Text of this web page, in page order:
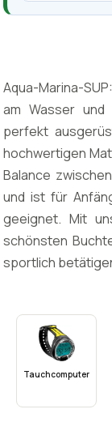
Aqua-Marina-
am Wasser und
perfekt
hochwertigen
Balance
und ist für
geeignet. Mit
schönsten
sportlich
Tauchcomputer